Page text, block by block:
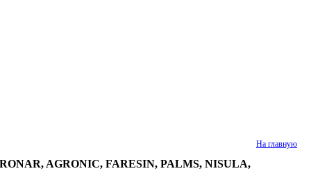
На главную
AGRONIC, FARESIN, PALMS, NISULA,